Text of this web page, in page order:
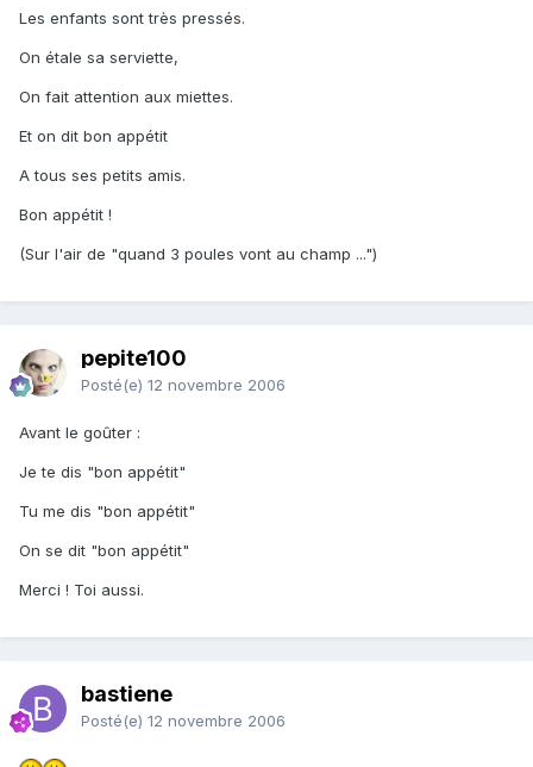
Les enfants sont très pressés.
On étale sa serviette,
On fait attention aux miettes.
Et on dit bon appétit
A tous ses petits amis.
Bon appétit !
(Sur l'air de "quand 3 poules vont au champ ...")
pepite100
Posté(e) 12 novembre 2006
Avant le goûter :
Je te dis "bon appétit"
Tu me dis "bon appétit"
On se dit "bon appétit"
Merci ! Toi aussi.
bastiene
Posté(e) 12 novembre 2006